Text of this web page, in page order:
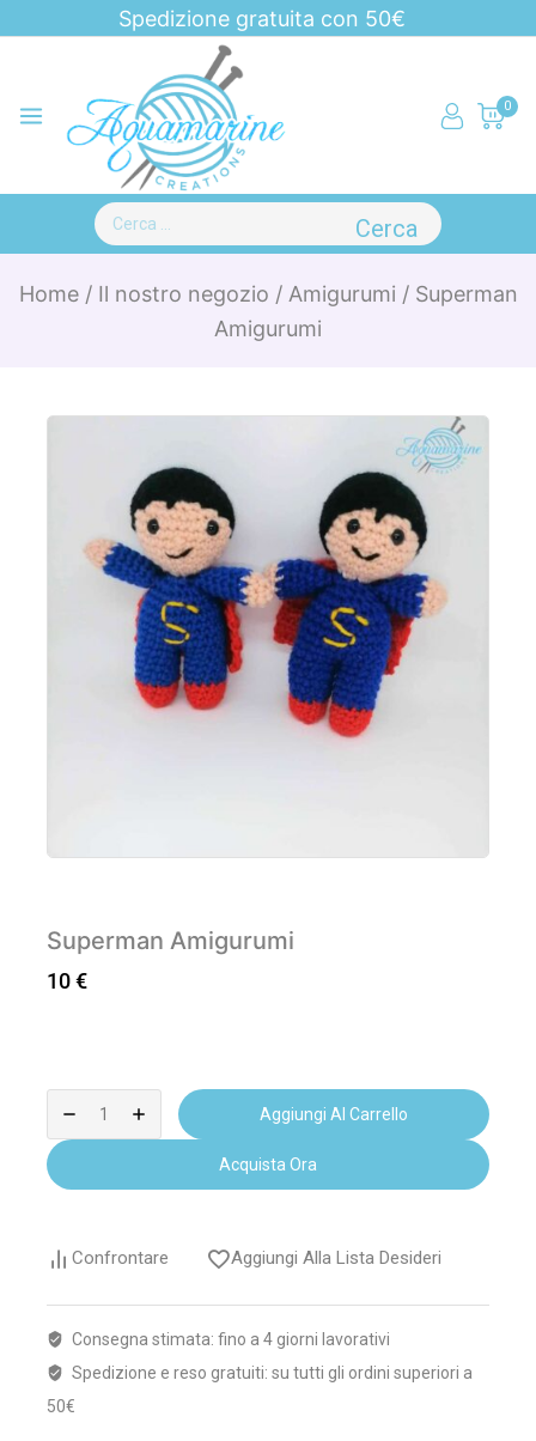
Spedizione gratuita con 50€
0
Home / Il nostro negozio / Amigurumi / Superman
Amigurumi
Superman Amigurumi
10€
Aggiungi Al Carrello
Acquista Ora
Confrontare Aggiungi Alla Lista Desideri
Consegna stimata: fino a 4 giorni lavorativi
Spedizione e reso gratuiti: su tutti gli ordini superiori a
50€